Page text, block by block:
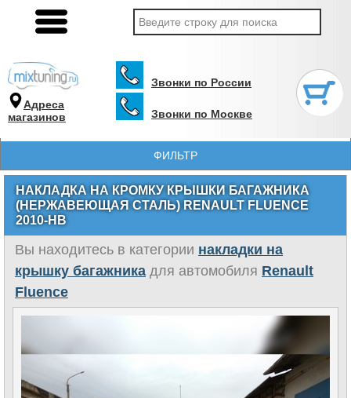
Адреса
магазинов
Звонки по России
Звонки по Москве
ФИЛЬТР
НАКЛАДКА НА КРОМКУ КРЫШКИ БАГАЖНИКА
(НЕРЖАВЕЮЩАЯ СТАЛЬ) RENAULT FLUENCE
2010-НВ
Вы находитесь в категории накладки на
крышку багажника для автомобиля Renault
Fluence